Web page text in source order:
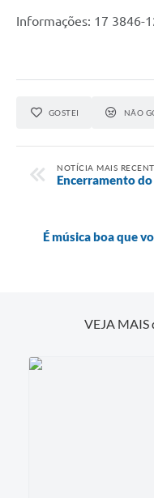
Informações: 17 3846-
GOSTEI NÃO
NOTÍCIA MAIS
Encerramento
É música boa que
VEJA MAIS